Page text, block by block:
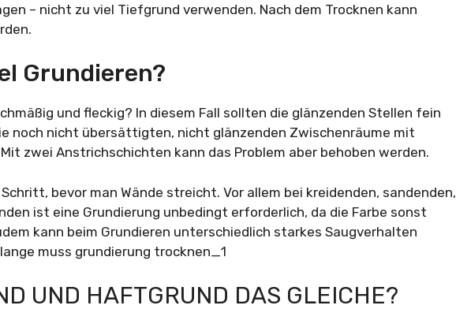
– nicht zu viel Tiefgrund verwenden. Nach dem Trocknen kann
Grundieren?
und fleckig? In diesem Fall sollten die glänzenden Stellen fein
noch nicht übersättigten, nicht glänzenden Zwischenräume mit
zwei Anstrichschichten kann das Problem aber behoben werden.
bevor man Wände streicht. Vor allem bei kreidenden, sandenden,
ist eine Grundierung unbedingt erforderlich, da die Farbe sonst
kann beim Grundieren unterschiedlich starkes Saugverhalten
UND HAFTGRUND DAS GLEICHE?